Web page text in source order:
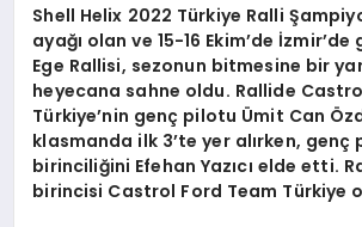
Shell Helix 2022 Türkiye Ralli
ayağı olan ve 15-16 Ekim’de İzmir’de
Ege Rallisi, sezonun bitmesine bir
heyecana sahne oldu. Rallide
Türkiye’nin genç pilotu Ümit Can
klasmanda ilk 3’te yer alırken,
birinciliğini Efehan Yazıcı elde etti.
birincisi Castrol Ford Team Türkiye